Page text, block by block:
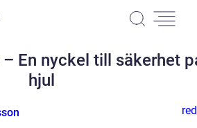
En nyckel till säkerhet
hjul